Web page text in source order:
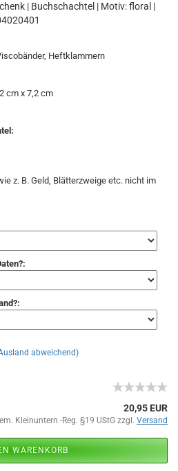
| Buchschachtel | Motiv: floral |
Heftklammern
cm x 7,2 cm
z. B. Geld, Blätterzweige etc. nicht im
abweichend)
20,95 EUR
Kleinuntern.-Reg. §19 UStG zzgl. Versand
WARENKORB